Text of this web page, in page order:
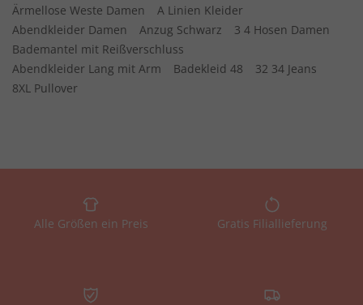
Ärmellose Weste Damen
A Linien Kleider
Abendkleider Damen
Anzug Schwarz
3 4 Hosen Damen
Bademantel mit Reißverschluss
Abendkleider Lang mit Arm
Badekleid 48
32 34 Jeans
8XL Pullover
Alle Größen ein Preis Gratis Filiallieferung